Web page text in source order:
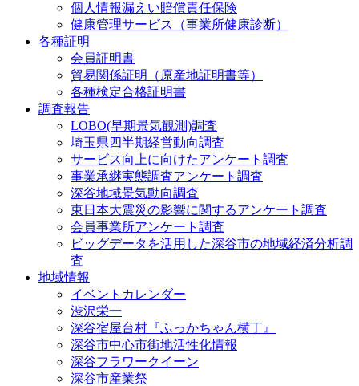
個人情報漏えい賠償責任保険
健康管理サービス（事業所健康診断）
各種証明
会員証明書
貿易関係証明（原産地証明書等）
各種検定合格証明書
調査報告
LOBO(早期景気観測)調査
埼玉県四半期経営動向調査
サービス向上に向けたアンケート調査
事業承継実態調査アンケート調査
深谷地域景気動向調査
東日本大震災の影響に関するアンケート調査
会員事業所アンケート調査
ビッグデータを活用した深谷市の地域経済分析調
査
地域情報
イベントカレンダー
渋沢栄一
深谷宿屋台村『ふっかちゃん横丁』
深谷市中心市街地活性化情報
深谷フラワークイーン
深谷市産業祭